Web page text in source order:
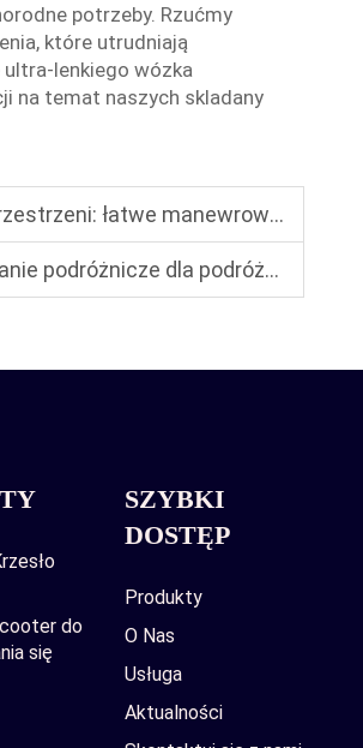
potrzeby. Rzućmy
które utrudniają
lenkiego wózka
na temat naszych skladany
w apartamentach i wąskich korytarzach
dla podróżujących
do
się
SZYBKI
DOSTĘP
Produkty
O Nas
Usługa
Aktualności